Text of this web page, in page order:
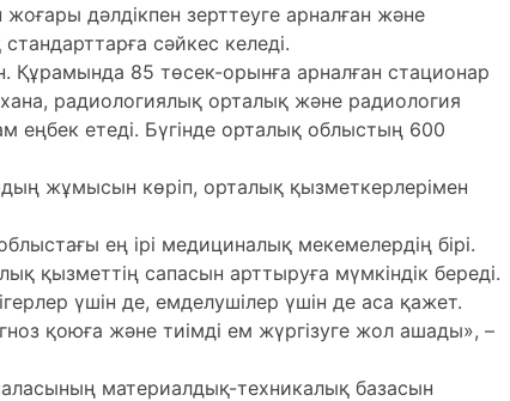
дәлдікпен зерттеуге арналған және
сәйкес келеді.
Құрамында 85 төсек-орынға арналған стационар
радиологиялық орталық және радиология
еңбек етеді. Бүгінде орталық облыстың 600
жұмысын көріп, орталық қызметкерлерімен
ең ірі медициналық мекемелердің бірі.
қызметтің сапасын арттыруға мүмкіндік береді.
үшін де, емделушілер үшін де аса қажет.
қоюға және тиімді ем жүргізуге жол ашады», –
материалдық-техникалық базасын